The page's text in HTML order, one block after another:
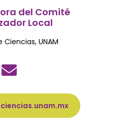
del Comité
Local
UNAM